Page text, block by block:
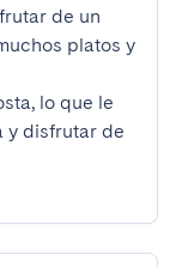
de un
platos y
lo que le
y disfrutar de